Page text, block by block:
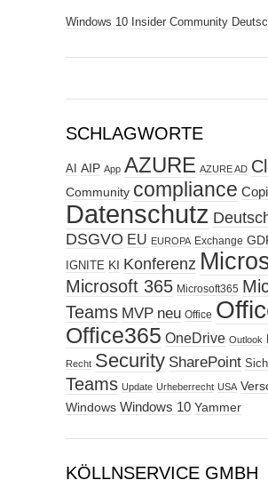
Windows 10 Insider Community
SCHLAGWORTE
AI AIP App AZURE AZURE AD
Community compliance
Datenschutz
DSGVO EU EUROPA Exchange
IGNITE KI Konferenz
Microsoft 365 Microsoft365
Teams MVP neu Office
Office365 OneDrive Outlook
Recht Security SharePoint
Teams Update Urheberrecht USA
Windows Windows 10 Yammer
KÖLLNSERVICE GMBH